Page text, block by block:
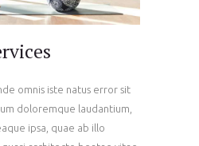
omnis iste natus error sit
doloremque laudantium,
ipsa, quae ab illo